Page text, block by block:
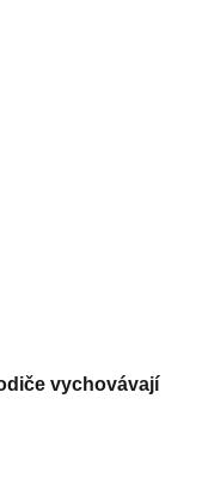
vychovávají